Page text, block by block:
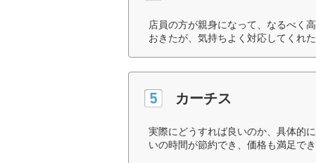
店員の方が親身になって、なるべく
おきたが、気持ちよく対応してくれ
カーチス
実際にどうすれば良いのか、具体的
いの時間が節約でき、価格も満足で